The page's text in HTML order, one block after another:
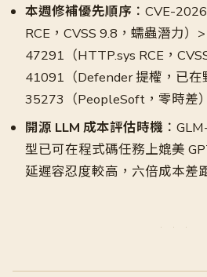
本週修補優先順序 ：CVE-
RCE，CVSS 9.8，蠕蟲潛力）
47291（HTTP.sys RCE，
41091（Defender 提權，已
35273（PeopleSoft，零時差
開源 LLM 成本評估時機 ：
型已可在程式碼任務上媲美
延遲容忍度較高，六倍成本差